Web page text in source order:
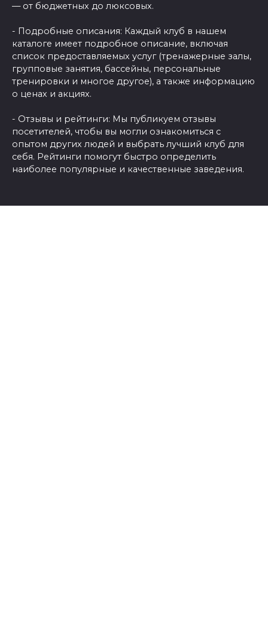
— от бюджетных до люксовых.
- Подробные описания: Каждый клуб в нашем
каталоге имеет подробное описание, включая
список предоставляемых услуг (тренажерные залы,
групповые занятия, бассейны, персональные
тренировки и многое другое), а также информацию
о ценах и акциях.
- Отзывы и рейтинги: Мы публикуем отзывы
посетителей, чтобы вы могли ознакомиться с
опытом других людей и выбрать лучший клуб для
себя. Рейтинги помогут быстро определить
наиболее популярные и качественные заведения.